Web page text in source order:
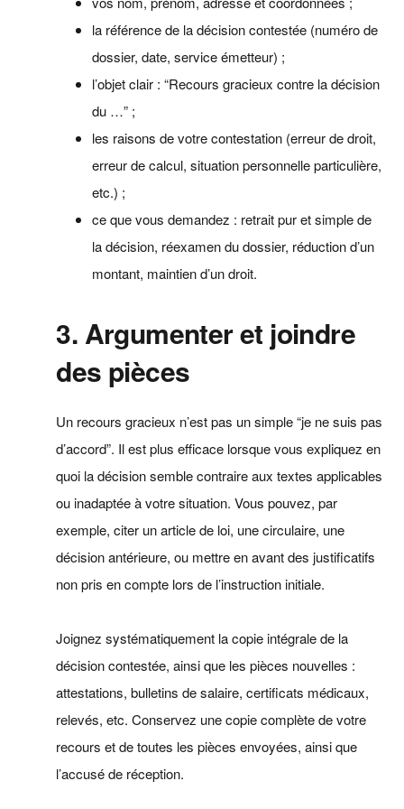
la référence de la décision contestée (numéro de
dossier, date, service émetteur) ;
l’objet clair : “Recours gracieux contre la décision
du …” ;
les raisons de votre contestation (erreur de droit,
erreur de calcul, situation personnelle particulière,
etc.) ;
ce que vous demandez : retrait pur et simple de
la décision, réexamen du dossier, réduction d’un
montant, maintien d’un droit.
3. Argumenter et joindre
des pièces
Un recours gracieux n’est pas un simple “je ne suis pas
d’accord”. Il est plus efficace lorsque vous expliquez en
quoi la décision semble contraire aux textes applicables
ou inadaptée à votre situation. Vous pouvez, par
exemple, citer un article de loi, une circulaire, une
décision antérieure, ou mettre en avant des justificatifs
non pris en compte lors de l’instruction initiale.
Joignez systématiquement la copie intégrale de la
décision contestée, ainsi que les pièces nouvelles :
attestations, bulletins de salaire, certificats médicaux,
relevés, etc. Conservez une copie complète de votre
recours et de toutes les pièces envoyées, ainsi que
l’accusé de réception.